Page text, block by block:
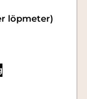
löpmeter)